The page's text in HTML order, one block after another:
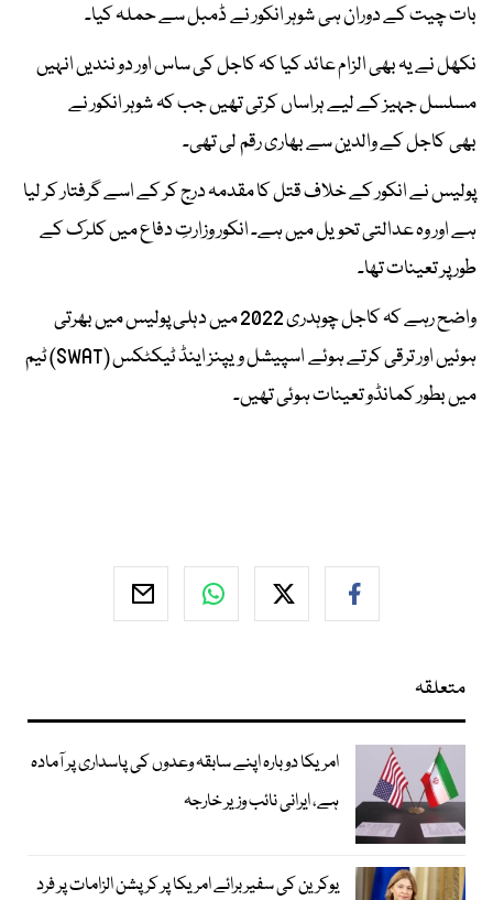
بات چیت کے دوران ہی شوہر انکور نے ڈمبل سے حملہ کیا۔
نکھل نے یہ بھی الزام عائد کیا کہ کاجل کی ساس اور دو نندیں انہیں
مسلسل جہیز کے لیے ہراساں کرتی تھیں جب کہ شوہر انکور نے
بھی کاجل کے والدین سے بھاری رقم لی تھی۔
پولیس نے انکور کے خلاف قتل کا مقدمہ درج کر کے اسے گرفتار کر لیا
ہے اور وہ عدالتی تحویل میں ہے۔ انکور وزارتِ دفاع میں کلرک کے
طور پر تعینات تھا۔
واضح رہے کہ کاجل چوہدری 2022 میں دہلی پولیس میں بھرتی
ہوئیں اور ترقی کرتے ہوئے اسپیشل ویپنز اینڈ ٹیکٹکس (SWAT) ٹیم
میں بطور کمانڈو تعینات ہوئی تھیں۔
متعلقہ
امریکا دوبارہ اپنے سابقہ وعدوں کی پاسداری پر آمادہ
ہے، ایرانی نائب وزیر خارجہ
یوکرین کی سفیر برائے امریکا پر کرپشن الزامات پر فرد